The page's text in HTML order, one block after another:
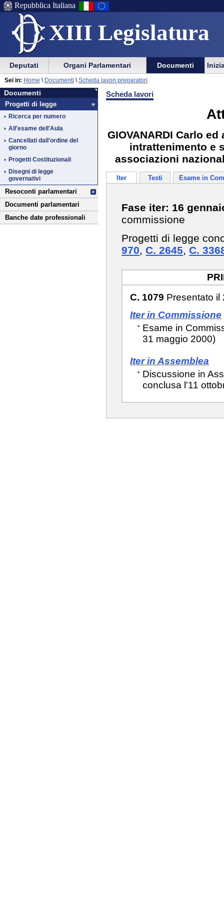
XIII Legislatura
Menu
di
ausilio
alla
navigazione
Vai
Menu
di
navigazione
principale
Repubblica Italiana
Menu
di
navigazione
principale
Vai
menu
di
sezione
Deputati Organi Parlamentari Documenti
Documenti
Vai
al
contenuto
Documenti
Progetti di legge
Ricerca per numero
All'esame dell'Aula
Cancellati dall'ordine del
giorno
Progetti Costituzionali
Disegni di legge
governativi
Resoconti parlamentari
Documenti parlamentari
Banche date professionali
Sei in: Home \ Documenti \ Scheda lavori preparatori
Scheda lavori
GIOVANARDI Carlo
intrattenimento e
associazioni
Iter Testi Esame in
Fase iter: 16
commissione
Progetti di legge
970
C. 2645 C.
C. 1079 Presentato il
Iter in Commissione
Esame in
31 maggio 2000)
Iter in Assemblea
Discussione in
conclusa l'11